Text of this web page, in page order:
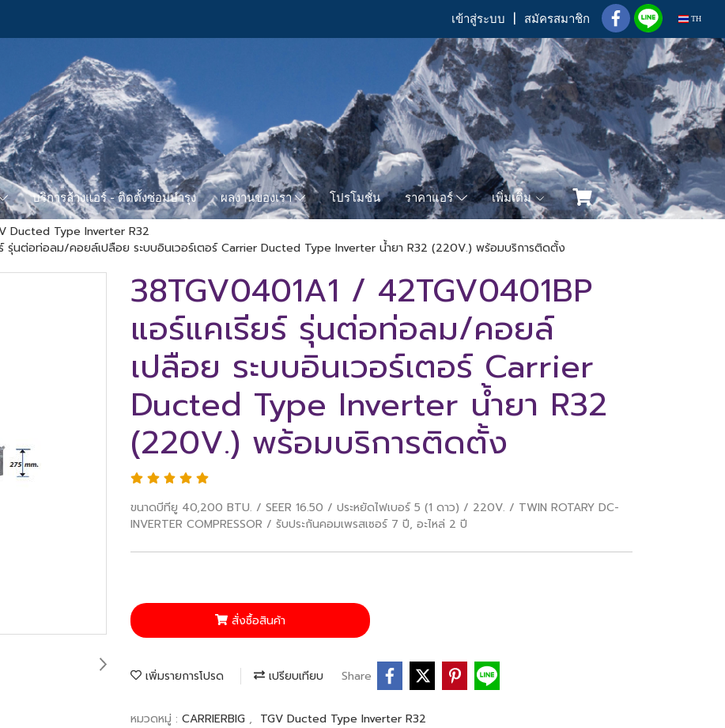
เข้าสู่ระบบ สมัครสมาชิก TH
บริการล้างแอร์ - ติดตั้งซ่อมบำรุง ผลงานของเรา โปรโมชั่น ราคาแอร์ เพิ่มเติม
Ducted Type Inverter R32
รุ่นต่อท่อลม/คอยล์เปลือย ระบบอินเวอร์เตอร์ Carrier Ducted Type Inverter น้ำยา R32 (220V.) พร้อมบริการติดตั้ง
38TGV0401A1 / 42TGV0401BP
แอร์แคเรียร์ รุ่นต่อท่อลม/คอยล์
เปลือย ระบบอินเวอร์เตอร์ Carrier
Ducted Type Inverter น้ำยา R32
(220V.) พร้อมบริการติดตั้ง
ขนาดบีทียู 40,200 BTU. / SEER 16.50 / ประหยัดไฟเบอร์ 5 (1 ดาว) / 220V. / TWIN ROTARY DC-
INVERTER COMPRESSOR / รับประกันคอมเพรสเซอร์ 7 ปี, อะไหล่ 2 ปี
สั่งซื้อสินค้า
เพิ่มรายการโปรด เปรียบเทียบ Share
หมวดหมู่ : CARRIERBIG , TGV Ducted Type Inverter R32